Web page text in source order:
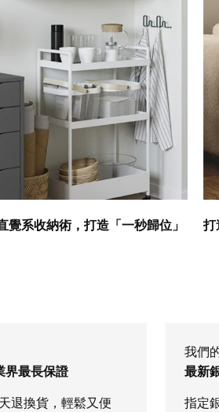
覺系收納術，打造「一秒歸位」
打
界最長保證
退換貨，輕鬆又便
我們
最新
指定